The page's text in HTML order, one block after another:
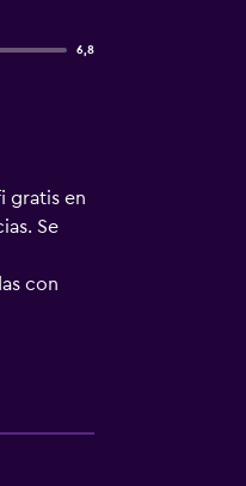
6,8
gratis en
Se
con
y
(para 1